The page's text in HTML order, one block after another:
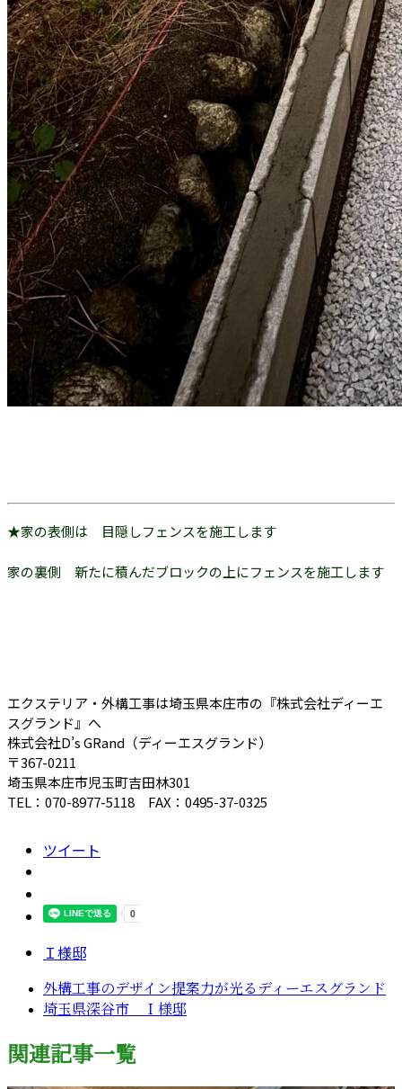
★家の表側は 目隠しフェンスを施工します
家の裏側 新たに積んだブロックの上にフェンスを施工します
エクステリア・外構工事は埼玉県本庄市の『株式会社ディーエ
スグランド』へ
株式会社D’s GRand（ディーエスグランド）
〒367-0211
埼玉県本庄市児玉町吉田林301
TEL：070-8977-5118 FAX：0495-37-0325
ツイート
Ｉ様邸
外構工事のデザイン提案力が光るディーエスグランド
埼玉県深谷市 Ｉ様邸
関連記事一覧